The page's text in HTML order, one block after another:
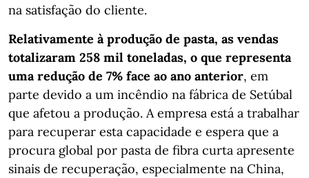
na satisfação do cliente.
Relativamente à produção de pasta, as vendas
totalizaram 258 mil toneladas, o que representa
uma redução de 7% face ao ano anterior, em
parte devido a um incêndio na fábrica de Setúbal
que afetou a produção. A empresa está a trabalhar
para recuperar esta capacidade e espera que a
procura global por pasta de fibra curta apresente
sinais de recuperação, especialmente na China,